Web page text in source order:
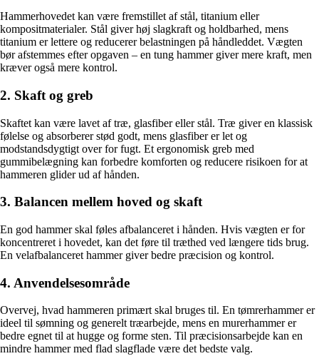
Hammerhovedet kan være fremstillet af stål, titanium eller
kompositmaterialer. Stål giver høj slagkraft og holdbarhed, mens
titanium er lettere og reducerer belastningen på håndleddet. Vægten
bør afstemmes efter opgaven – en tung hammer giver mere kraft, men
kræver også mere kontrol.
2. Skaft og greb
Skaftet kan være lavet af træ, glasfiber eller stål. Træ giver en klassisk
følelse og absorberer stød godt, mens glasfiber er let og
modstandsdygtigt over for fugt. Et ergonomisk greb med
gummibelægning kan forbedre komforten og reducere risikoen for at
hammeren glider ud af hånden.
3. Balancen mellem hoved og skaft
En god hammer skal føles afbalanceret i hånden. Hvis vægten er for
koncentreret i hovedet, kan det føre til træthed ved længere tids brug.
En velafbalanceret hammer giver bedre præcision og kontrol.
4. Anvendelsesområde
Overvej, hvad hammeren primært skal bruges til. En tømrerhammer er
ideel til sømning og generelt træarbejde, mens en murerhammer er
bedre egnet til at hugge og forme sten. Til præcisionsarbejde kan en
mindre hammer med flad slagflade være det bedste valg.